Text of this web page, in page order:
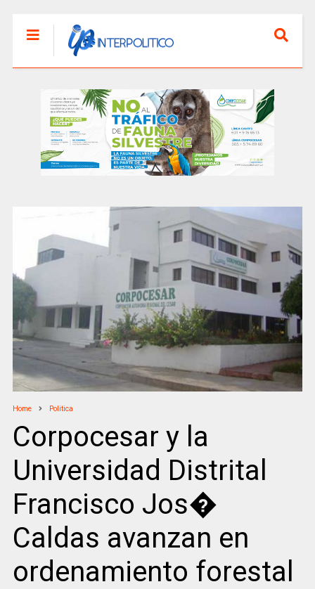
Home Politica
Corpocesar y la
Universidad Distrital
Francisco Jos�
Caldas avanzan en
ordenamiento forestal